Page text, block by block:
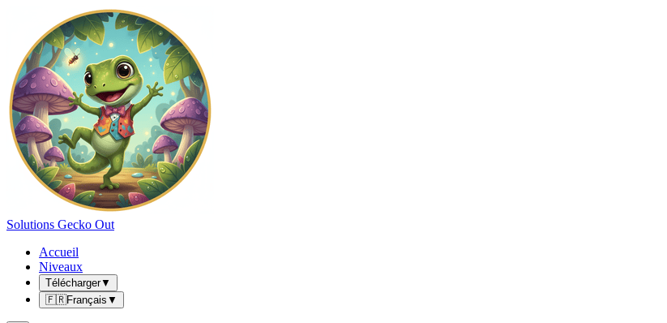
Solutions Gecko Out
Accueil
Niveaux
Télécharger▼
🇫🇷Français ▼